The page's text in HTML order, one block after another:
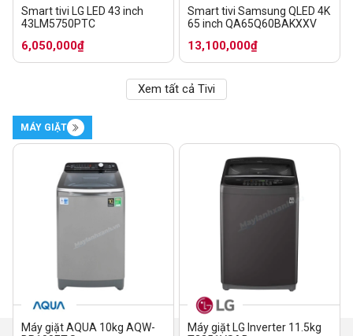
Smart tivi LG LED 43 inch
43LM5750PTC
6,050,000₫
Smart tivi Samsung QLED 4K
65 inch QA65Q60BAKXXV
13,100,000₫
Xem tất cả Tivi
MÁY GIẶT
Máy giặt AQUA 10kg AQW-
Máy giặt LG Inverter 11.5kg